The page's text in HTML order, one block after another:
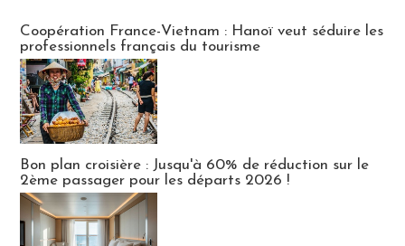
Coopération France-Vietnam : Hanoï veut séduire les
professionnels français du tourisme
Bon plan croisière : Jusqu'à 60% de réduction sur le
2ème passager pour les départs 2026 !